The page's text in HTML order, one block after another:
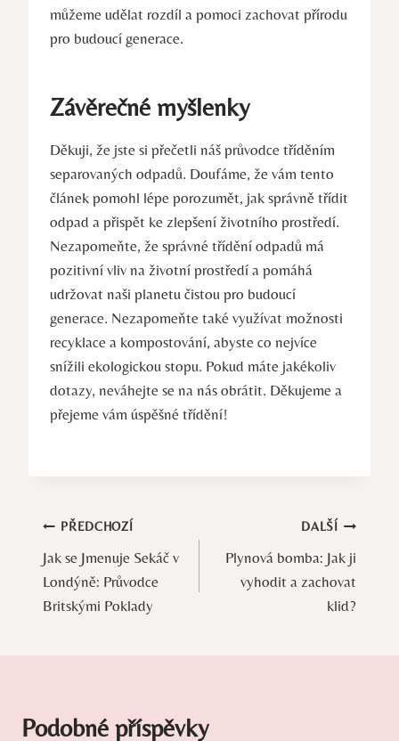
můžeme udělat rozdíl a pomoci zachovat přírodu
pro budoucí generace.
Závěrečné myšlenky
Děkuji, že jste ⁤si přečetli náš průvodce tříděním
⁣separovaných odpadů.​ Doufáme, že vám⁢ tento
článek pomohl lépe porozumět, jak správně třídit
odpad‌ a přispět ke zlepšení životního prostředí.
Nezapomeňte, ⁢že správné třídění odpadů​ má
pozitivní vliv na životní ‌prostředí‍ a pomáhá⁤
udržovat​ naši⁤ planetu čistou pro budoucí
generace.‍ Nezapomeňte také využívat možnosti
recyklace a ⁢kompostování, abyste co nejvíce
snížili ekologickou stopu. Pokud⁣ máte jakékoliv⁣
dotazy, neváhejte se na nás ⁢obrátit. Děkujeme a
přejeme vám úspěšné třídění!
Navigace
pro
příspěvek
PŘEDCHOZÍ
Jak se Jmenuje Sekáč v
Londýně: Průvodce
Britskými Poklady
DALŠÍ
Plynová bomba: Jak ji
vyhodit a zachovat
klid?
Podobné příspěvky